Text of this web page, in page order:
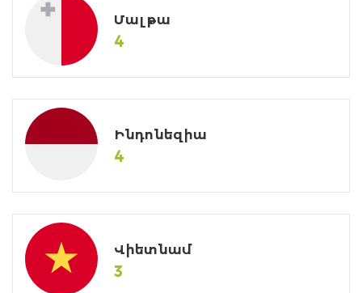
Մալթա
4
Ինդոնեզիա
4
Վիետնամ
3